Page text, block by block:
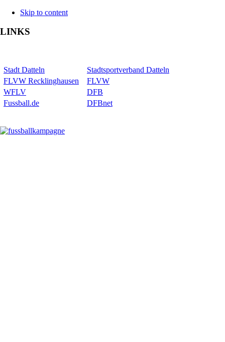
Skip to content
LINKS
Stadt Datteln
Stadtsportverband Datteln
FLVW Recklinghausen
FLVW
WFLV
DFB
Fussball.de
DFBnet